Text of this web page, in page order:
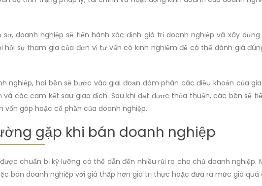
doanh nghiệp sẽ tiến hành xác định giá trị doanh nghiệp và xây
hỏi sự tham gia của đơn vị tư vấn có kinh nghiệm để có thể đánh giá
nghiệp, hai bên sẽ bước vào giai đoạn đàm phán các điều khoản của
các cam kết sau giao dịch. Sau khi đạt được thỏa thuận, các bên sẽ
góp hoặc cổ phần của doanh nghiệp.
gặp khi bán doanh nghiệp
chuẩn bị kỹ lưỡng có thể dẫn đến nhiều rủi ro cho chủ doanh
bán doanh nghiệp với giá thấp hơn giá trị thực hoặc đưa ra mức giá